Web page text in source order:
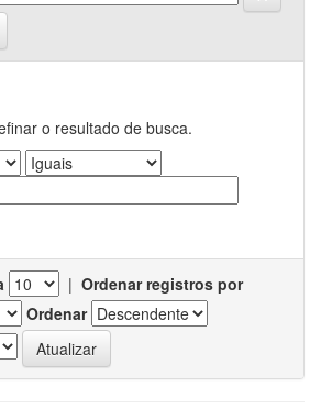
o resultado de busca.
| Ordenar registros por
Ordenar